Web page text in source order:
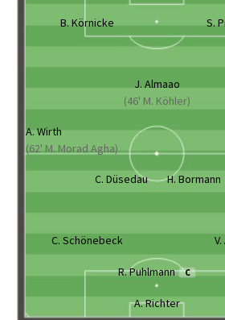
B. Körnicke S.
J. Almaao
(46' M. Köhler)
A. Wirth
(62' M. Morad Agha)
C. Düsedau H. Bormann
C. Schönebeck
R. Puhlmann C
A. Richter